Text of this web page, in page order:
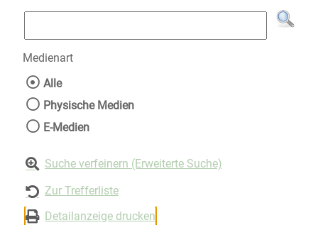
Medienart
Wählen Sie die Medienart nach der Sie
Alle
Physische Medien
E-Medien
Suche verfeinern (Erweiterte Suche)
Zur Trefferliste
Detailanzeige drucken